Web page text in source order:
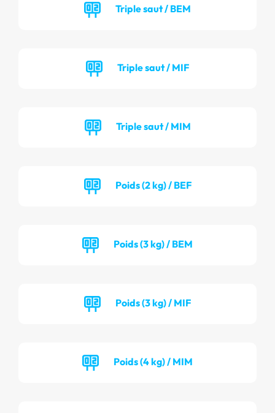
Triple saut / BEM
Triple saut / MIF
Triple saut / MIM
Poids (2 kg) / BEF
Poids (3 kg) / BEM
Poids (3 kg) / MIF
Poids (4 kg) / MIM